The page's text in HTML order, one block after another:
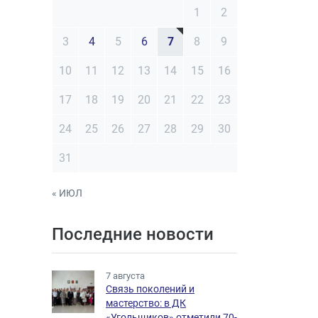
1 2
3 4 5 6 7 8 9
10 11 12 13 14 15 16
17 18 19 20 21 22 23
24 25 26 27 28 29 30
31
« ИЮЛ
Последние новости
7 августа
Связь поколений и
мастерство: в ДК